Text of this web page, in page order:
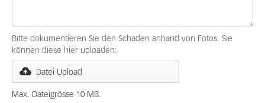
Bitte dokumentieren Sie den Schaden anhand von Fotos. Sie
können diese hier uploaden:
Datei Upload
Max. Dateigrösse 10 MB.